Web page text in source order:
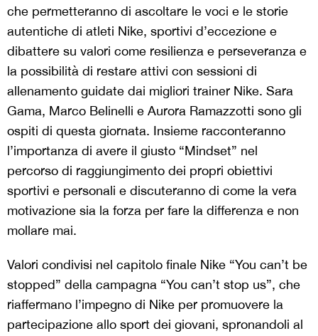
che permetteranno di ascoltare le voci e le storie
autentiche di atleti Nike, sportivi d’eccezione e
dibattere su valori come resilienza e perseveranza e
la possibilità di restare attivi con sessioni di
allenamento guidate dai migliori trainer Nike. Sara
Gama, Marco Belinelli e Aurora Ramazzotti sono gli
ospiti di questa giornata. Insieme racconteranno
l’importanza di avere il giusto “Mindset” nel
percorso di raggiungimento dei propri obiettivi
sportivi e personali e discuteranno di come la vera
motivazione sia la forza per fare la differenza e non
mollare mai.
Valori condivisi nel capitolo finale Nike “You can’t be
stopped” della campagna “You can’t stop us”, che
riaffermano l’impegno di Nike per promuovere la
partecipazione allo sport dei giovani, spronandoli al